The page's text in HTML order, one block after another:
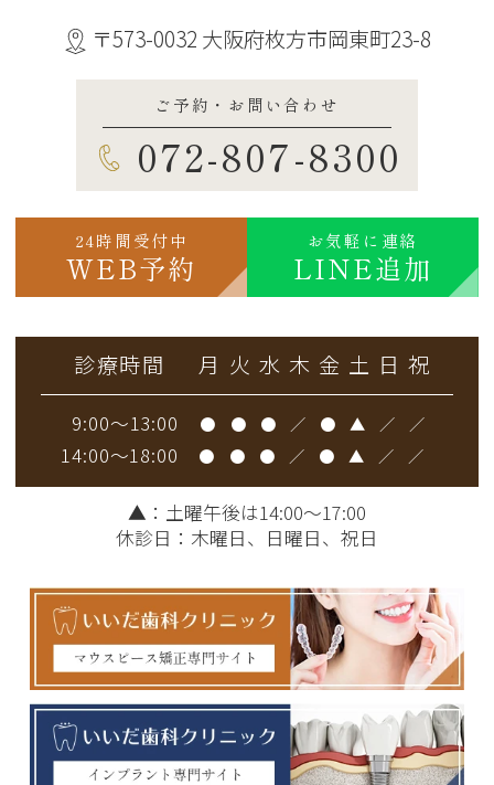
〒573-0032 大阪府枚方市岡東町23-8
ご予約・お問い合わせ
072-807-8300
24時間受付中
WEB予約
お気軽に連絡
LINE追加
診療時間 月 火 水 木 金 土 日 祝
9:00～13:00 ● ● ● ／ ● ▲ ／ ／
14:00～18:00 ● ● ● ／ ● ▲ ／ ／
▲ ：土曜午後は14:00～17:00
休診日：木曜日、日曜日、祝日